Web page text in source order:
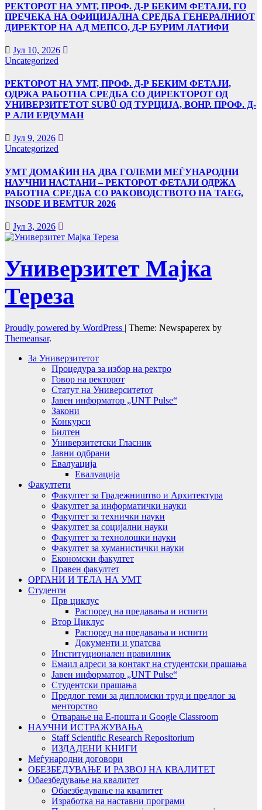
РЕКТОРОТ НА УМТ, ПРОФ. Д-Р БЕКИМ ФЕТАЈИ, ГО
ПРЕЧЕКА НА ОФИЦИЈАЛНА СРЕДБА ГЕНЕРАЛНИОТ
ДИРЕКТОР НА АД МЕПСО, Д-Р БУРИМ ЛАТИФИ
Јул 10, 2026
Uncategorized
РЕКТОРОТ НА УМТ, ПРОФ. Д-Р БЕКИМ ФЕТАЈИ,
ОДРЖА РАБОТНА СРЕДБА СО ДИРЕКТОРОТ ОД
УНИВЕРЗИТЕТОТ SUBÜ ОД ТУРЦИЈА, ВОНР. ПРОФ. Д-
Р АЛИ ЕРДУМАН
Јул 9, 2026
Uncategorized
УMТ ДОМАЌИН НА ДВА ГОЛЕМИ МЕЃУНАРОДНИ
НАУЧНИ НАСТАНИ – РЕКТОРОТ ФЕТАЈИ ОДРЖА
РАБОТНА СРЕДБА СО РАКОВОДСТВОТО НА TAEG,
INSODE И BEMTUR 2026
Јул 3, 2026
Универзитет Мајка
Тереза
Proudly powered by WordPress | Theme: Newspaperex by
Themeansar.
За Универзитетот
Процедура за избор на ректро
Говор на ректорот
Статут на Университетот
Јавен информатор „UNT Pulse“
Закони
Конкурси
Билтен
Универзитетски Гласник
Јавни одбрани
Евалуација
Евалуација
Факултети
Факултет за Градежништво и Архитектура
Факултет за информатички науки
Факултет за технички науки
Факултет за социјални науки
Факултет за технолошки науки
Факултет за хуманистички науки
Економски факултет
Правен факултет
ОРГАНИ И ТЕЛА НА УМТ
Студенти
Прв циклус
Распоред на предавањa и испити
Втор Циклус
Распоред на предавањa и испити
Документи и упатсва
Институционален правилник
Емаил адреси за контакт на студентски прашања
Јавен информатор „UNT Pulse“
Студентски прашања
Предлог теми за дипломски труд и предлог за
менторство
Отварање на Е-пошта и Google Classroom
НАУЧНИ ИСТРАЖУВАЊА
Staff Scientific Research Repositorium
ИЗДАДЕНИ КНИГИ
Меѓународни договори
ОБЕЗБЕДУВАЊЕ И РАЗВОЈ НА КВАЛИТЕТ
Обаезбедување на квалитет
Обаезбедување на квалитет
Изработка на наставни програми